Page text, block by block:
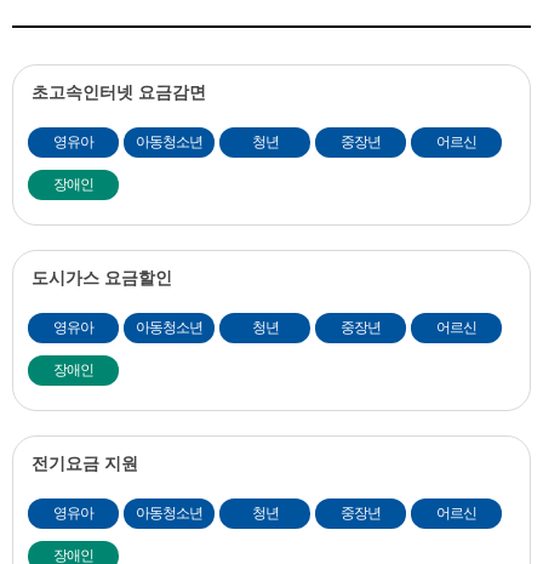
초고속인터넷 요금감면
영유아 아동청소년 청년 중장년 어르신
장애인
도시가스 요금할인
영유아 아동청소년 청년 중장년 어르신
장애인
전기요금 지원
영유아 아동청소년 청년 중장년 어르신
장애인